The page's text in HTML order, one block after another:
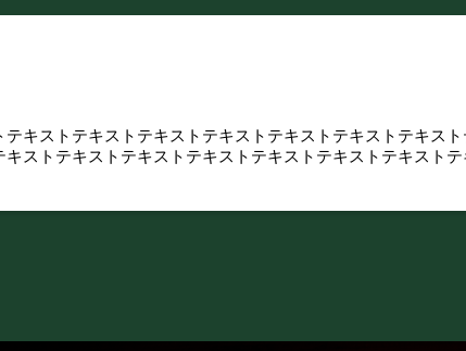
キストテキストテキストテキストテキストテキストテキス
ストテキストテキストテキストテキストテキストテキスト